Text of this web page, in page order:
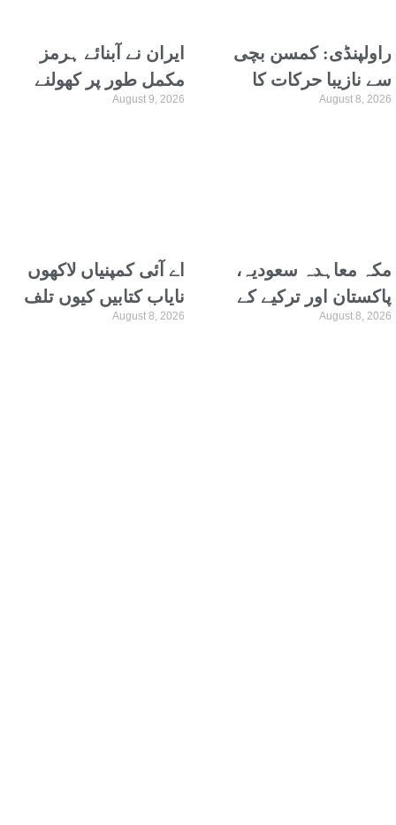
ایران نے آبنائے ہرمز
مکمل طور پر کھولنے
August 9, 2026
راولپنڈی: کمسن بچی
سے نازیبا حرکات کا
الزام، ٹھیلے والا گرفتار،
August 8, 2026
اے آئی کمپنیاں لاکھوں
نایاب کتابیں کیوں تلف
کر رہی ہیں؟ حیران کن
August 8, 2026
مکہ معاہدہ سعودیہ،
پاکستان اور ترکیے کے
محفوظ مستقبل کی
August 8, 2026